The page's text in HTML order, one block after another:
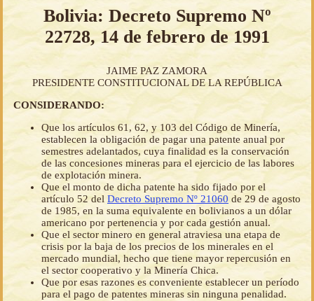
Bolivia: Decreto Supremo Nº
22728, 14 de febrero de 1991
JAIME PAZ ZAMORA
PRESIDENTE CONSTITUCIONAL DE LA REPÚBLICA
CONSIDERANDO:
Que los artículos 61, 62, y 103 del Código de Minería,
establecen la obligación de pagar una patente anual por
semestres adelantados, cuya finalidad es la conservación
de las concesiones mineras para el ejercicio de las labores
de explotación minera.
Que el monto de dicha patente ha sido fijado por el
artículo 52 del Decreto Supremo Nº 21060 de 29 de agosto
de 1985, en la suma equivalente en bolivianos a un dólar
americano por pertenencia y por cada gestión anual.
Que el sector minero en general atraviesa una etapa de
crisis por la baja de los precios de los minerales en el
mercado mundial, hecho que tiene mayor repercusión en
el sector cooperativo y la Minería Chica.
Que por esas razones es conveniente establecer un período
para el pago de patentes mineras sin ninguna penalidad.